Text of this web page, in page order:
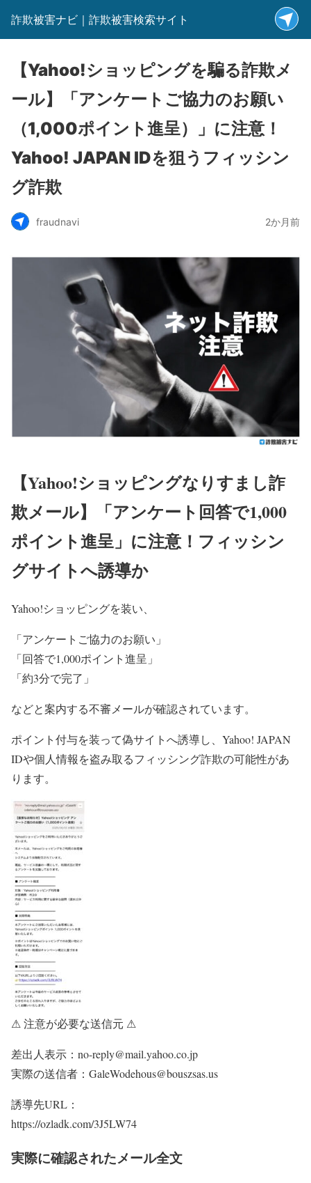
詐欺被害ナビ｜詐欺被害検索サイト
【Yahoo!ショッピングを騙る詐欺メ
ール】「アンケートご協力のお願い
（1,000ポイント進呈）」に注意！
Yahoo! JAPAN IDを狙うフィッシン
グ詐欺
fraudnavi 2か月前
【Yahoo!ショッピングなりすまし詐
欺メール】「アンケート回答で1,000
ポイント進呈」に注意！フィッシン
グサイトへ誘導か
Yahoo!ショッピングを装い、
「アンケートご協力のお願い」
「回答で1,000ポイント進呈」
「約3分で完了」
などと案内する不審メールが確認されています。
ポイント付与を装って偽サイトへ誘導し、Yahoo! JAPAN
IDや個人情報を盗み取るフィッシング詐欺の可能性があ
ります。
⚠ 注意が必要な送信元 ⚠
差出人表示：no-reply@mail.yahoo.co.jp
実際の送信者：GaleWodehous@bouszsas.us
誘導先URL：
https://ozladk.com/3J5LW74
実際に確認されたメール全文